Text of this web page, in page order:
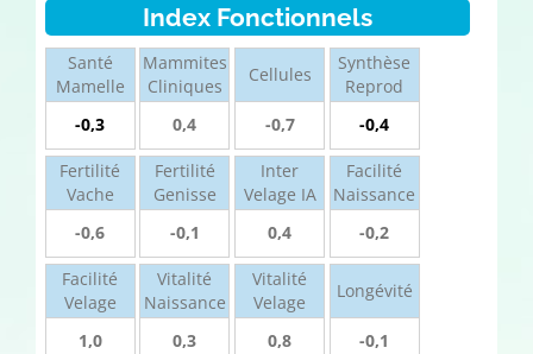
Index Fonctionnels
Santé
Mamelle
-0,3
Mammites
Cliniques
0,4
Cellules
-0,7
Synthèse
Reprod
-0,4
Fertilité
Vache
-0,6
Fertilité
Genisse
-0,1
Inter
Velage IA
0,4
Facilité
Naissance
-0,2
Facilité
Velage
1,0
Vitalité
Naissance
0,3
Vitalité
Velage
0,8
Longévité
-0,1